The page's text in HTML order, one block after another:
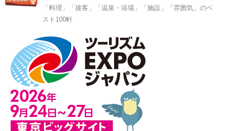
「料理」「接客」「温泉・浴場」「施設」「雰囲気」のベ
スト100軒